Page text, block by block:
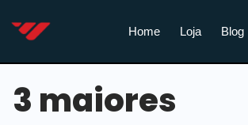
Home Loja Blog
3 maiores